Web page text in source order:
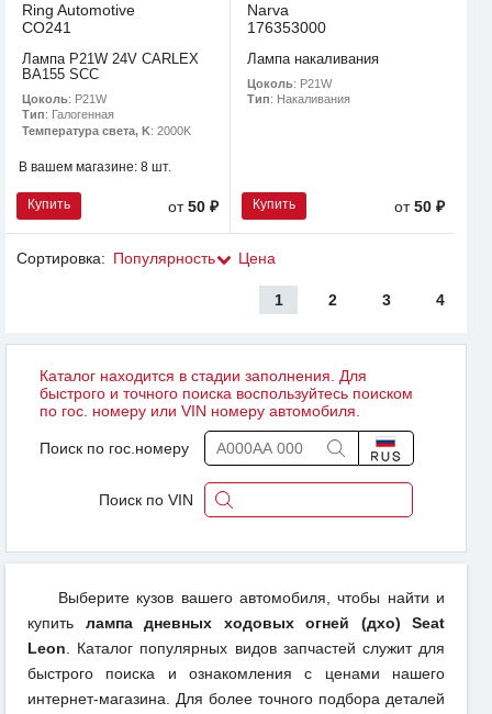
Ring Automotive
CO241
Лампа P21W 24V CARLEX
BA155 SCC
Цоколь: P21W
Тип: Галогенная
Температура света, K: 2000K
В вашем магазине: 8 шт.
Купить от50 ₽
Narva
176353000
Лампа накаливания
Цоколь: P21W
Тип: Накаливания
Купить от50 ₽
Сортировка: Популярность Цена
1 2 3 4
Каталог находится в стадии заполнения. Для
быстрого и точного поиска воспользуйтесь поиском
по гос. номеру или VIN номеру автомобиля.
Поиск по гос.номеру
Поиск по VIN
Выберите кузов вашего автомобиля, чтобы найти и
купить лампа дневных ходовых огней (дхо) Seat
Leon . Каталог популярных видов запчастей служит для
быстрого поиска и ознакомления с ценами нашего
интернет-магазина. Для более точного подбора деталей